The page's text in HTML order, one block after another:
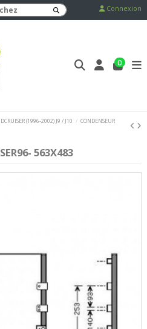
Connexion
0
(1996-2002) J9 / J10
CONDENSEUR
563X483